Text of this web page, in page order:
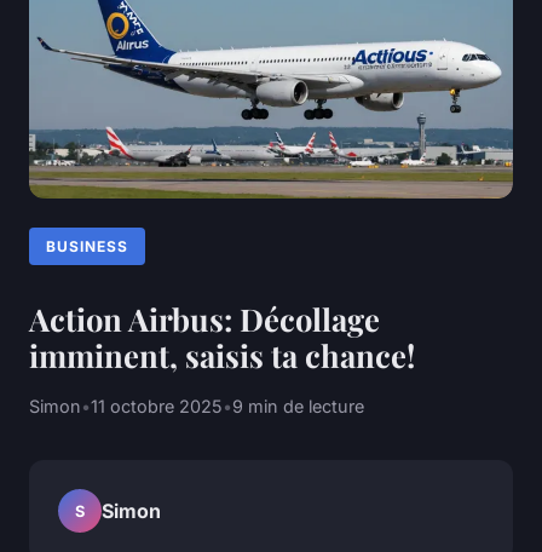
BUSINESS
Action Airbus: Décollage
imminent, saisis ta chance!
Simon•11 octobre 2025•9 min de lecture
S Simon